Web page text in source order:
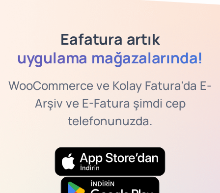
Eafatura artık
uygulama mağazalarında!
WooCommerce ve Kolay Fatura'da E-
Arşiv ve E-Fatura şimdi cep
telefonunuzda.